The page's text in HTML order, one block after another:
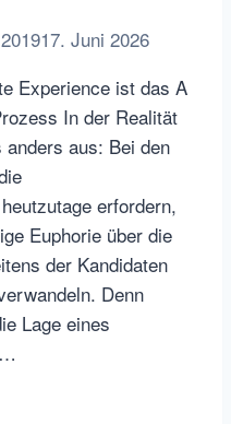
17. Juni 2026
Experience ist das A
In der Realität
aus: Bei den
erfordern,
Euphorie über die
der Kandidaten
Denn
Lage eines